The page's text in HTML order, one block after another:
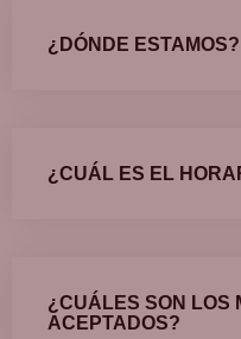
¿DÓNDE ESTAMOS?
¿CUÁL ES EL
¿CUÁLES SON LOS
ACEPTADOS?